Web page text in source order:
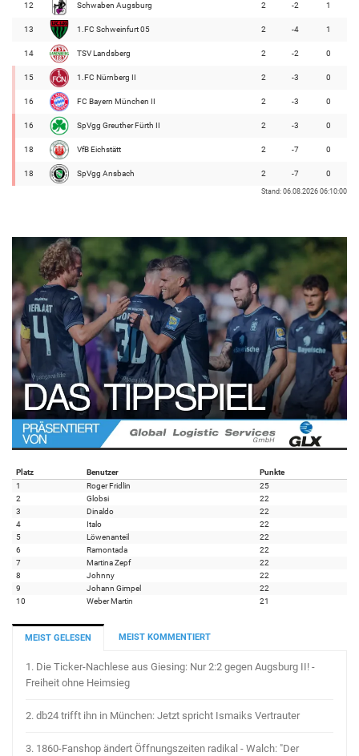
12 Schwaben Augsburg 2 -2 1
13 1.FC Schweinfurt 05 2 -4 1
14 TSV Landsberg 2 -2 0
15 1.FC Nürnberg II 2 -3 0
16 FC Bayern München II 2 -3 0
16 SpVgg Greuther Fürth II 2 -3 0
18 VfB Eichstätt 2 -7 0
18 SpVgg Ansbach 2 -7 0
Stand: 06.08.2026 06:10:00
Platz Benutzer
Punkte
1
Roger Fridlin
25
2
Globsi
22
3
Dinaldo
22
4
Italo
22
5
Löwenanteil
22
6
Ramontada
22
7
Martina Zepf
22
8
Johnny
22
9
Johann Gimpel
22
10
Weber Martin 21
MEIST GELESEN MEIST KOMMENTIERT
1. Die Ticker-Nachlese aus Giesing: Nur 2:2 gegen Augsburg II! -
Freiheit ohne Heimsieg
2. db24 trifft ihn in München: Jetzt spricht Ismaiks Vertrauter
3. 1860-Fanshop ändert Öffnungszeiten radikal - Walch: "Der